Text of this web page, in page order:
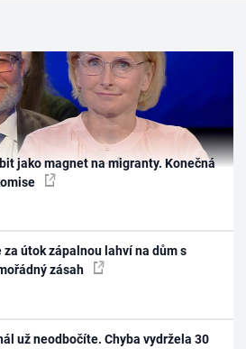
jako magnet na migranty. Konečná
útok zápalnou lahví na dům s
zásah
už neodbočíte. Chyba vydržela 30